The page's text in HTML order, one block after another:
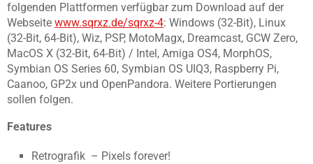
folgenden Plattformen verfügbar zum Download auf der
Webseite www.sqrxz.de/sqrxz-4: Windows (32-Bit), Linux
(32-Bit, 64-Bit), Wiz, PSP, MotoMagx, Dreamcast, GCW Zero,
MacOS X (32-Bit, 64-Bit) / Intel, Amiga OS4, MorphOS,
Symbian OS Series 60, Symbian OS UIQ3, Raspberry Pi,
Caanoo, GP2x und OpenPandora. Weitere Portierungen
sollen folgen.
Features
Retrografik – Pixels forever!